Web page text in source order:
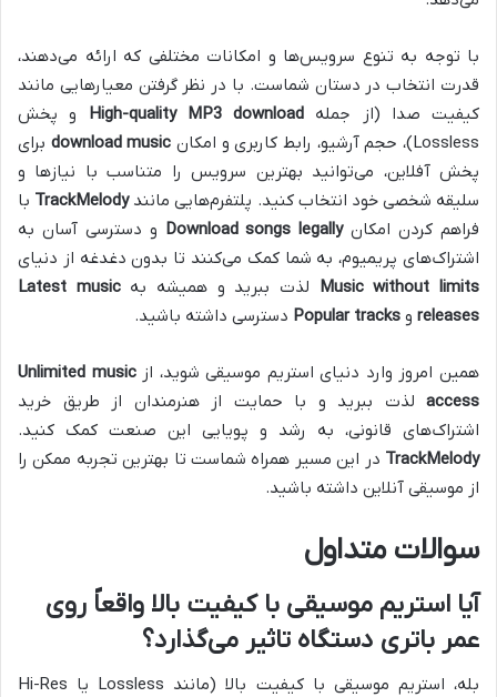
با توجه به تنوع سرویس‌ها و امکانات مختلفی که ارائه می‌دهند،
قدرت انتخاب در دستان شماست. با در نظر گرفتن معیارهایی مانند
کیفیت صدا (از جمله High-quality MP3 download و پخش
Lossless)، حجم آرشیو، رابط کاربری و امکان
download music برای
پخش آفلاین، می‌توانید بهترین سرویس را متناسب با نیازها و
سلیقه شخصی خود انتخاب کنید. پلتفرم‌هایی مانندTrackMelody با
فراهم کردن امکانDownload songs legally و دسترسی آسان به
اشتراک‌های پریمیوم، به شما کمک می‌کنند تا بدون دغدغه از دنیای
Music without limits لذت ببرید و همیشه بهLatest music
releases و Popular tracks دسترسی داشته باشید.
همین امروز وارد دنیای استریم موسیقی شوید، ازUnlimited music
access لذت ببرید و با حمایت از هنرمندان از طریق خرید
اشتراک‌های قانونی، به رشد و پویایی این صنعت کمک کنید.
TrackMelody در این مسیر همراه شماست تا بهترین تجربه ممکن را
از موسیقی آنلاین داشته باشید.
سوالات متداول
آیا استریم موسیقی با کیفیت بالا واقعاً روی
عمر باتری دستگاه تاثیر می‌گذارد؟
بله، استریم موسیقی با کیفیت بالا (مانند Lossless یا Hi-Res